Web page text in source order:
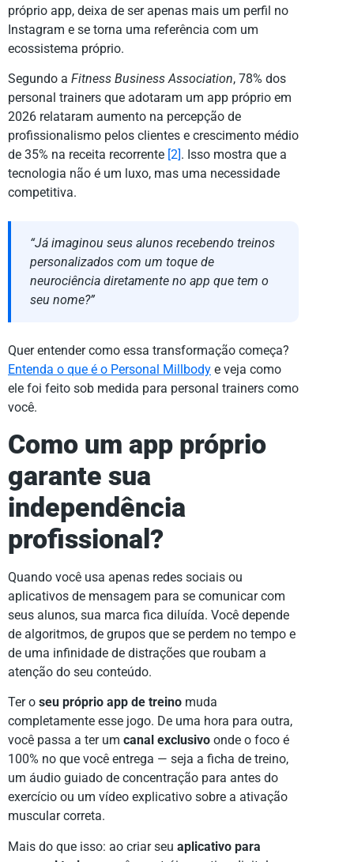
próprio app, deixa de ser apenas mais um perfil no
Instagram e se torna uma referência com um
ecossistema próprio.
Segundo a Fitness Business Association, 78% dos
personal trainers que adotaram um app próprio em
2026 relataram aumento na percepção de
profissionalismo pelos clientes e crescimento médio
de 35% na receita recorrente [2]. Isso mostra que a
tecnologia não é um luxo, mas uma necessidade
competitiva.
“Já imaginou seus alunos recebendo treinos
personalizados com um toque de
neurociência diretamente no app que tem o
seu nome?”
Quer entender como essa transformação começa?
Entenda o que é o Personal Millbody e veja como
ele foi feito sob medida para personal trainers como
você.
Como um app próprio
garante sua
independência
profissional?
Quando você usa apenas redes sociais ou
aplicativos de mensagem para se comunicar com
seus alunos, sua marca fica diluída. Você depende
de algoritmos, de grupos que se perdem no tempo e
de uma infinidade de distrações que roubam a
atenção do seu conteúdo.
Ter o seu próprio app de treino muda
completamente esse jogo. De uma hora para outra,
você passa a ter um canal exclusivo onde o foco é
100% no que você entrega — seja a ficha de treino,
um áudio guiado de concentração para antes do
exercício ou um vídeo explicativo sobre a ativação
muscular correta.
Mais do que isso: ao criar seu aplicativo para